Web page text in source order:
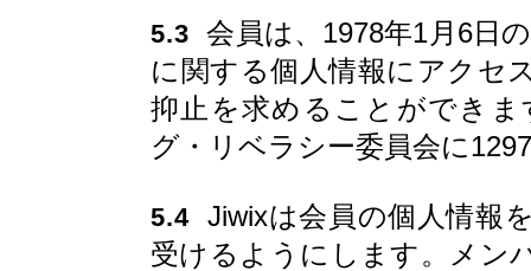
5.3 会員は、1978年1月6日
に関する個人情報にアクセ
抑止を求めることができ
グ・リベラシー委員会に
5.4 Jiwixは会員の個人情報
受けるようにします。メン